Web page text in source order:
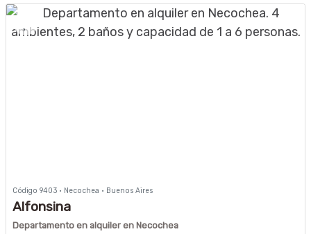
Código 9403 · Necochea · Buenos Aires
Alfonsina
Departamento en alquiler en Necochea